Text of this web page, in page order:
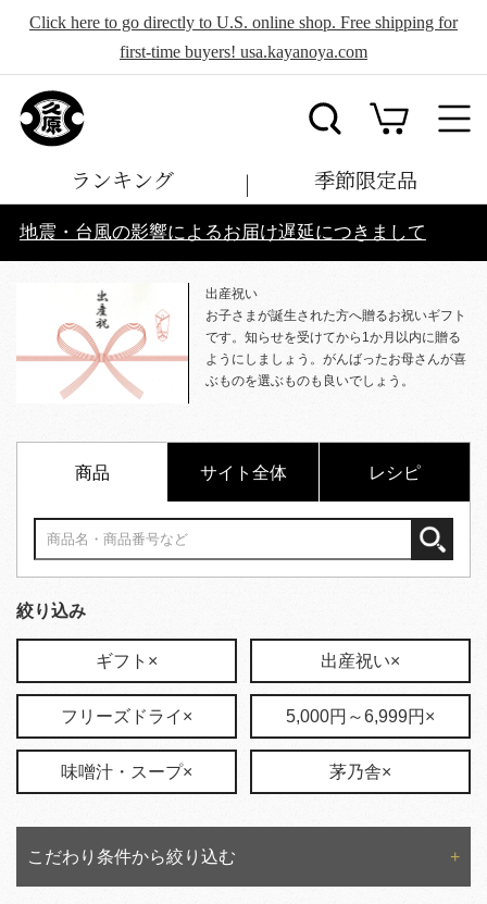
Click here to go directly to U.S. online shop. Free shipping for
first-time buyers! usa.kayanoya.com
ランキング 季節限定品
地震・台風の影響によるお届け遅延につきまして
出産祝い
お子さまが誕生された方へ贈るお祝いギフト
です。知らせを受けてから1か月以内に贈る
ようにしましょう。がんばったお母さんが喜
ぶものを選ぶものも良いでしょう。
商品 サイト全体 レシピ
絞り込み
ギフト× 出産祝い×
フリーズドライ× 5,000円～6,999円×
味噌汁・スープ× 茅乃舎×
こだわり条件から絞り込む